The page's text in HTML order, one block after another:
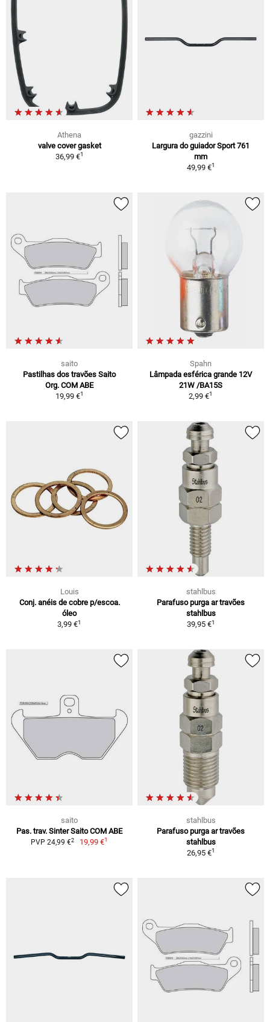
Athena
valve cover gasket
36,99 €1
gazzini
Largura do guiador Sport 761
mm
49,99 €1
saito
Pastilhas dos travões Saito
Org. COM ABE
19,99 €1
Spahn
Lâmpada esférica grande 12V
21W /BA15S
2,99 €1
Louis
Conj. anéis de cobre p/escoa.
óleo
3,99 €1
stahlbus
Parafuso purga ar travões
stahlbus
39,95 €1
saito
Pas. trav. Sinter Saito COM ABE
PVP 24,99 €2 19,99 €1
stahlbus
Parafuso purga ar travões
stahlbus
26,95 €1